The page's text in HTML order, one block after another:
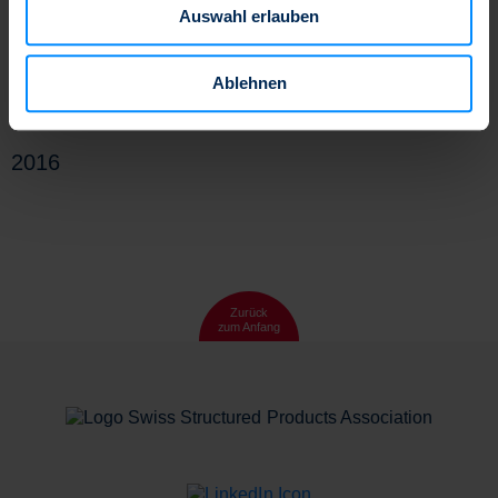
zu können und die Zugriffe auf unsere Website zu
analysieren. Außerdem geben wir Informationen zu Ihrer
Verwendung unserer Website an unsere Partner für
soziale Medien, Werbung und Analysen weiter. Unsere
Partner führen diese Informationen möglicherweise mit
weiteren Daten zusammen, die Sie ihnen bereitgestellt
Auswahl erlauben
Ablehnen
Medienmitteilungen
2016
Zurück
zum Anfang